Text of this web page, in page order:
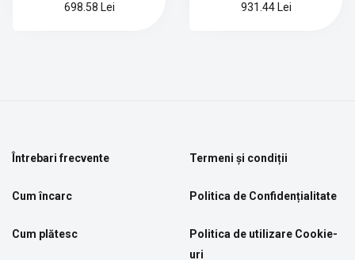
698.58 Lei 931.44 Lei
Întrebari frecvente
Cum încarc
Cum plătesc
Termeni și condiții
Politica de Confidențialitate
Politica de utilizare Cookie-
uri